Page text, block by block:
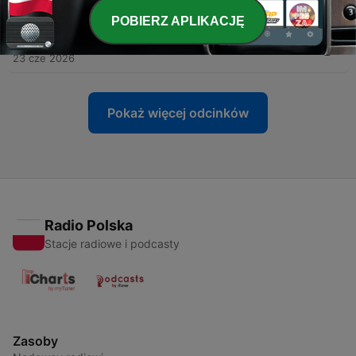
12 lip 2026
109 - #108 Możesz wesprzeć
23 cze 2026
Pokaż więcej odcinków
Radio Polska
Stacje radiowe i podcasty
Zasoby
POBIERZ APLIKACJĘ